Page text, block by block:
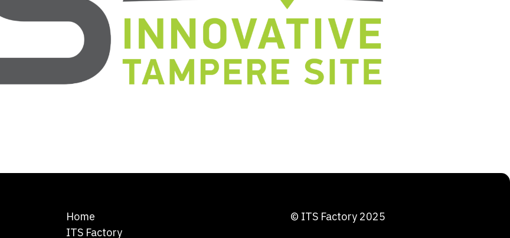
Home
ITS Factory
© ITS Factory 2025